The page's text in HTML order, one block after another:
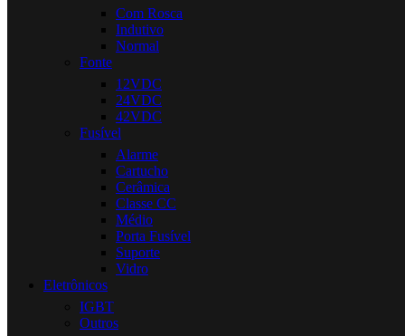
Com Rosca
Indutivo
Normal
Fonte
12VDC
24VDC
42VDC
Fusível
Alarme
Cartucho
Cerâmica
Classe CC
Médio
Porta Fusível
Suporte
Vidro
Eletrônicos
IGBT
Outros